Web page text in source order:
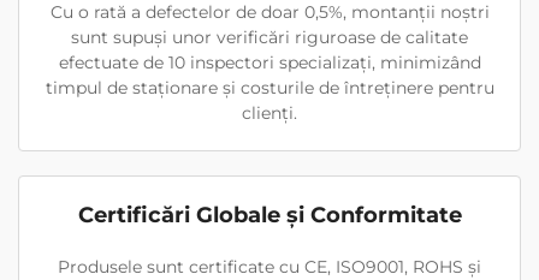
Cu o rată a defectelor de doar 0,5%, montanții noștri
sunt supuși unor verificări riguroase de calitate
efectuate de 10 inspectori specializați, minimizând
timpul de staționare și costurile de întreținere pentru
clienți.
Certificări Globale și Conformitate
Produsele sunt certificate cu CE, ISO9001, ROHS și